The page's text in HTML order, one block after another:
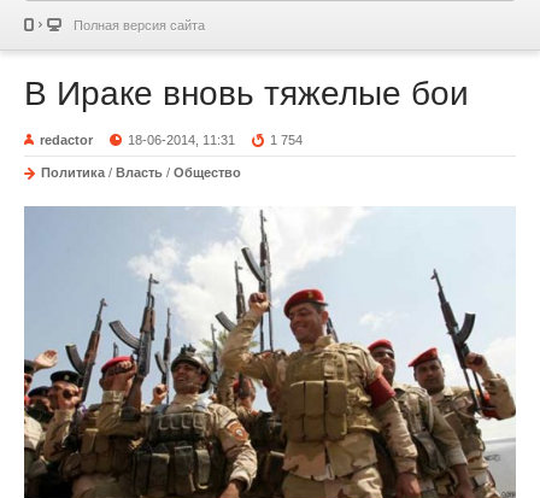
Полная версия сайта
В Ираке вновь тяжелые бои
redactor 18-06-2014, 11:31 1 754
Политика / Власть / Общество